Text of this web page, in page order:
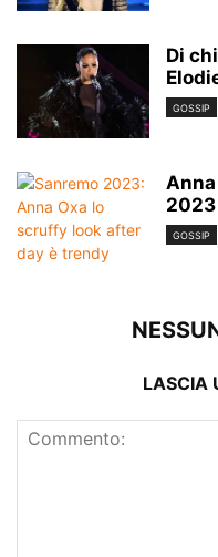
Di
GOSSIP
Anna
2023
GOSSIP
LASCIA